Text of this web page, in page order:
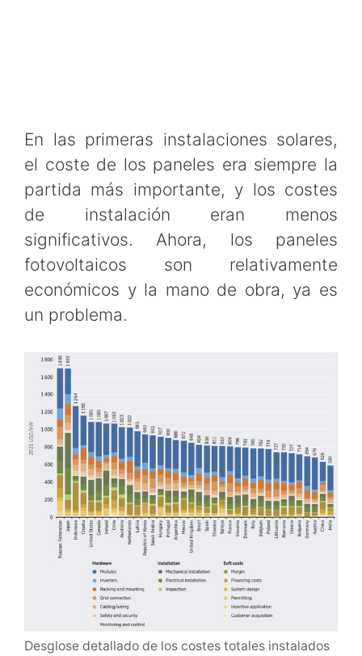
En las primeras instalaciones solares,
el coste de los paneles era siempre la
partida más importante, y los costes
de instalación eran menos
significativos. Ahora, los paneles
fotovoltaicos son relativamente
económicos y la mano de obra, ya es
un problema.
Desglose detallado de los costes totales instalados